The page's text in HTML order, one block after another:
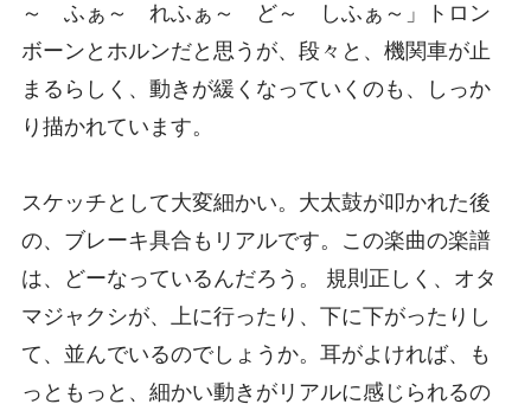
～ ふぁ～ れふぁ～ ど～ しふぁ～」トロン
ボーンとホルンだと思うが、段々と、機関車が止
まるらしく、動きが緩くなっていくのも、しっか
り描かれています。
スケッチとして大変細かい。大太鼓が叩かれた後
の、ブレーキ具合もリアルです。この楽曲の楽譜
は、どーなっているんだろう。 規則正しく、オタ
マジャクシが、上に行ったり、下に下がったりし
て、並んでいるのでしょうか。耳がよければ、も
っともっと、細かい動きがリアルに感じられるの